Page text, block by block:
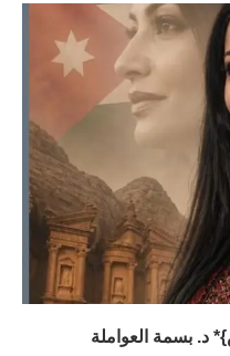
د. بسمة العواملة